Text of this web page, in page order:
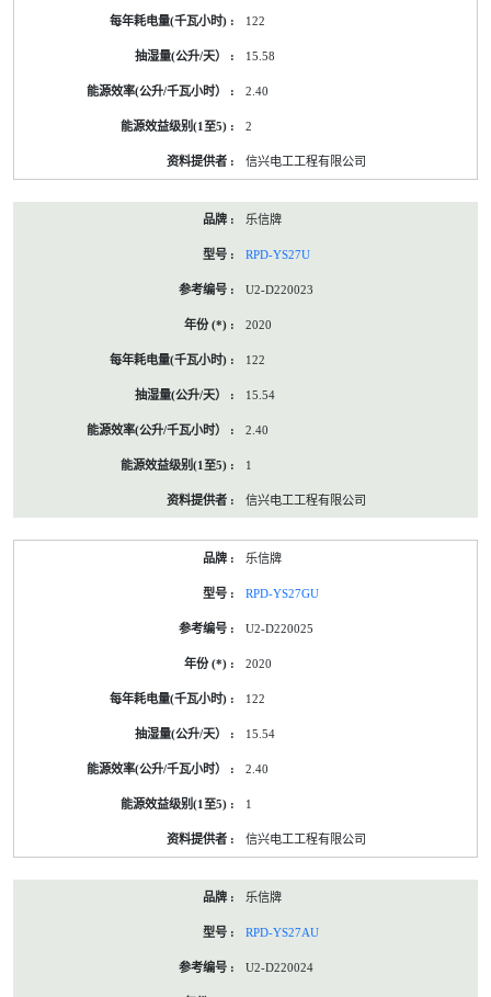
122
15.58
2.40
2
信兴电工工程有限公司
乐信牌
RPD-YS27U
U2-D220023
2020
122
15.54
2.40
1
信兴电工工程有限公司
乐信牌
RPD-YS27GU
U2-D220025
2020
122
15.54
2.40
1
信兴电工工程有限公司
乐信牌
RPD-YS27AU
U2-D220024